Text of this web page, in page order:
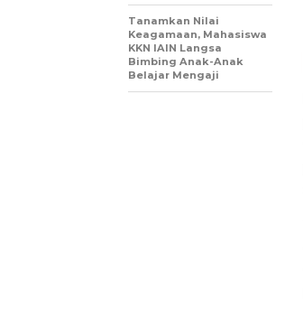
Tanamkan Nilai
Keagamaan, Mahasiswa
KKN IAIN Langsa
Bimbing Anak-Anak
Belajar Mengaji